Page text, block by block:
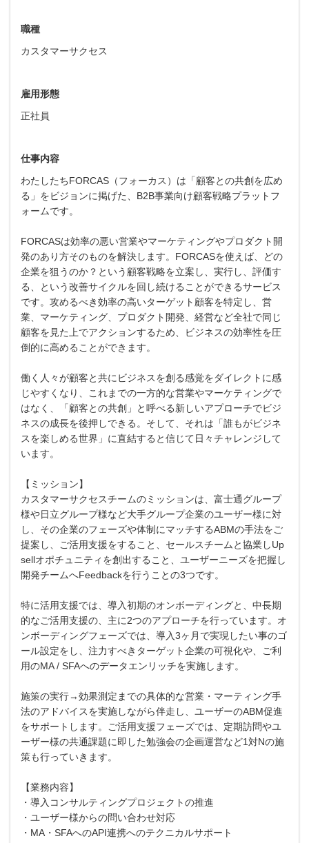
職種
カスタマーサクセス
雇用形態
正社員
仕事内容
わたしたちFORCAS（フォーカス）は「顧客との共創を広め
る」をビジョンに掲げた、B2B事業向け顧客戦略プラットフ
ォームです。
FORCASは効率の悪い営業やマーケティングやプロダクト開
発のあり方そのものを解決します。FORCASを使えば、どの
企業を狙うのか？という顧客戦略を立案し、実行し、評価す
る、という改善サイクルを回し続けることができるサービス
です。攻めるべき効率の高いターゲット顧客を特定し、営
業、マーケティング、プロダクト開発、経営など全社で同じ
顧客を見た上でアクションするため、ビジネスの効率性を圧
倒的に高めることができます。
働く人々が顧客と共にビジネスを創る感覚をダイレクトに感
じやすくなり、これまでの一方的な営業やマーケティングで
はなく、「顧客との共創」と呼べる新しいアプローチでビジ
ネスの成長を後押しできる。そして、それは「誰もがビジネ
スを楽しめる世界」に直結すると信じて日々チャレンジして
います。
【ミッション】
カスタマーサクセスチームのミッションは、富士通グループ
様や日立グループ様など大手グループ企業のユーザー様に対
し、その企業のフェーズや体制にマッチするABMの手法をご
提案し、ご活用支援をすること、セールスチームと協業しUp
sellオポチュニティを創出すること、ユーザーニーズを把握し
開発チームへFeedbackを行うことの3つです。
特に活用支援では、導入初期のオンボーディングと、中長期
的なご活用支援の、主に2つのアプローチを行っています。オ
ンボーディングフェーズでは、導入3ヶ月で実現したい事のゴ
ール設定をし、注力すべきターゲット企業の可視化や、ご利
用のMA / SFAへのデータエンリッチを実施します。
施策の実行→効果測定までの具体的な営業・マーティング手
法のアドバイスを実施しながら伴走し、ユーザーのABM促進
をサポートします。ご活用支援フェーズでは、定期訪問やユ
ーザー様の共通課題に即した勉強会の企画運営など1対Nの施
策も行っていきます。
【業務内容】
・導入コンサルティングプロジェクトの推進
・ユーザー様からの問い合わせ対応
・MA・SFAへのAPI連携へのテクニカルサポート